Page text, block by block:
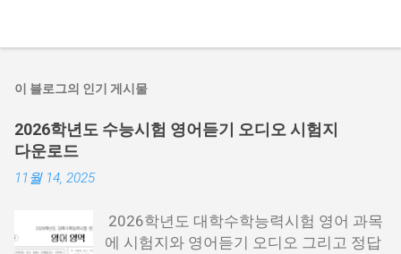
이 블로그의 인기 게시물
2026학년도 수능시험 영어듣기 오디오 시험지
다운로드
11월 14, 2025
2026학년도 대학수학능력시험 영어 과목
에 시험지와 영어듣기 오디오 그리고 정답